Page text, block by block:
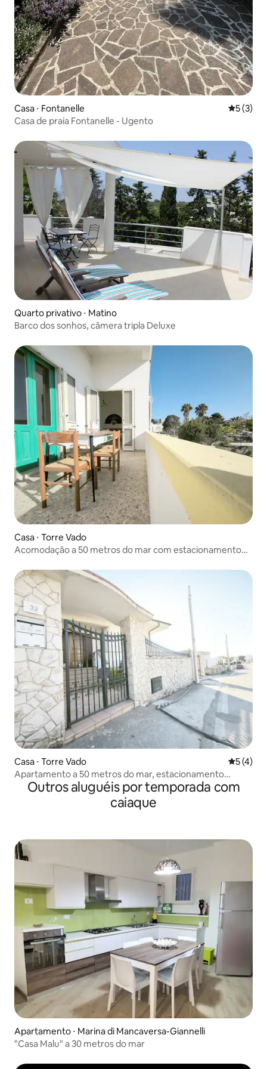
Casa ⋅ Fontanelle 5 de
5 (3)
Casa de praia Fontanelle - Ugento
Quarto privativo ⋅ Matino
Barco dos sonhos, câmera tripla Deluxe
Casa ⋅ Torre Vado
Acomodação a 50 metros do mar com estacionamento
Casa ⋅ Torre Vado 5 de
5 (4)
Apartamento a 50 metros do mar, estacionamento
privativo
Outros aluguéis por temporada com
caiaque
Apartamento ⋅ Marina di Mancaversa-Giannelli
"Casa Malu" a 30 metros do mar